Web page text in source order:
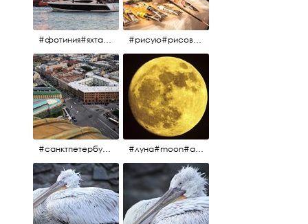
#фотиния#яхтафотиния#дмитриймедведев#медведев#яхта#алыепаруса2013#2013#алыепаруса #нева#санктпетербург #yachtphotinia#yacht #рисую#рисовать#краскихолстмасло#картина#холст#кисточки#палитра#художник#портрет#aplgallery
#санктпетербург #исаакиевскийсобор #исакий #луна#moon#апрельскаялуна#санктпетербург